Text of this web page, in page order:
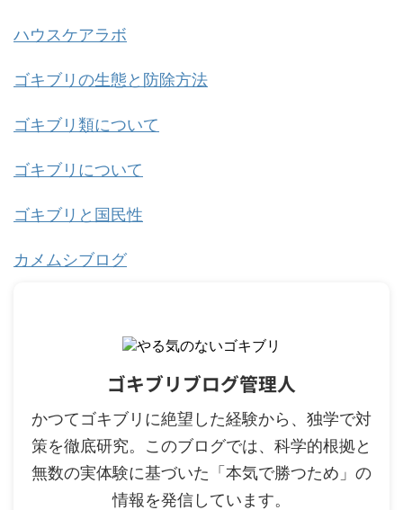
ハウスケアラボ
ゴキブリの生態と防除方法
ゴキブリ類について
ゴキブリについて
ゴキブリと国民性
カメムシブログ
ゴキブリブログ管理人
かつてゴキブリに絶望した経験から、独学で対
策を徹底研究。このブログでは、科学的根拠と
無数の実体験に基づいた「本気で勝つため」の
情報を発信しています。